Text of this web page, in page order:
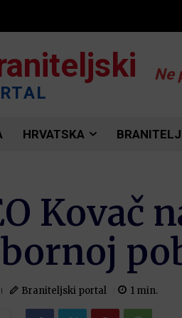
Ne
HRVATSKA
Kovač
Braniteljski portal 1 min.